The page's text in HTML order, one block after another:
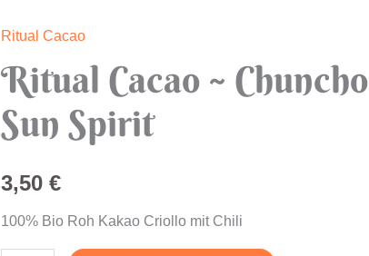
Ritual Cacao
Ritual Cacao ~ Chuncho
Sun Spirit
3,50€
100% Bio Roh Kakao Criollo mit Chili
Ritual
Cacao
Chuncho
Spirit
Menge